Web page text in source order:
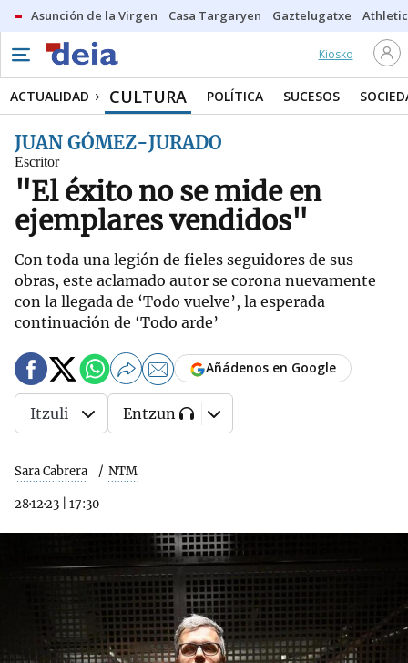
Asunción de la Virgen Casa Targaryen Gaztelugatxe Athletic
Kiosko
ACTUALIDAD CULTURA POLÍTICA SUCESOS
JUAN GÓMEZ-JURADO
Escritor
"El éxito no se mide en
ejemplares vendidos"
Con toda una legión de fieles seguidores de sus
obras, este aclamado autor se corona nuevamente
con la llegada de ‘Todo vuelve’, la esperada
continuación de ‘Todo arde’
Sara Cabrera NTM
28·12·23 17:30
Añádenos en Google
Itzuli Entzun